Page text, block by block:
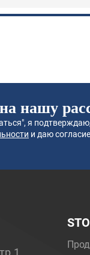
нашу
я
и даю